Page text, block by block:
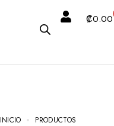
₡0.00
INICIO
PRODUCTOS